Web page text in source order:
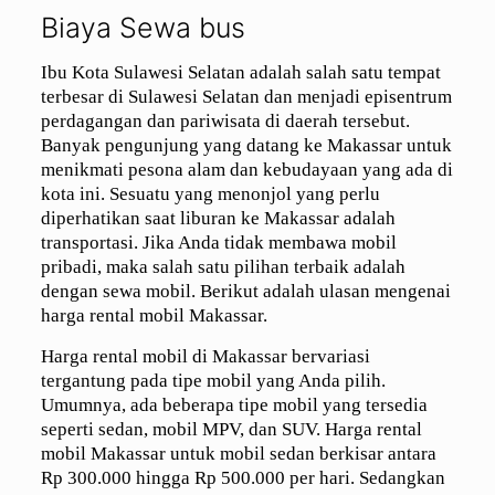
Biaya Sewa bus
Ibu Kota Sulawesi Selatan adalah salah satu tempat
terbesar di Sulawesi Selatan dan menjadi episentrum
perdagangan dan pariwisata di daerah tersebut.
Banyak pengunjung yang datang ke Makassar untuk
menikmati pesona alam dan kebudayaan yang ada di
kota ini. Sesuatu yang menonjol yang perlu
diperhatikan saat liburan ke Makassar adalah
transportasi. Jika Anda tidak membawa mobil
pribadi, maka salah satu pilihan terbaik adalah
dengan sewa mobil. Berikut adalah ulasan mengenai
harga rental mobil Makassar.
Harga rental mobil di Makassar bervariasi
tergantung pada tipe mobil yang Anda pilih.
Umumnya, ada beberapa tipe mobil yang tersedia
seperti sedan, mobil MPV, dan SUV. Harga rental
mobil Makassar untuk mobil sedan berkisar antara
Rp 300.000 hingga Rp 500.000 per hari. Sedangkan